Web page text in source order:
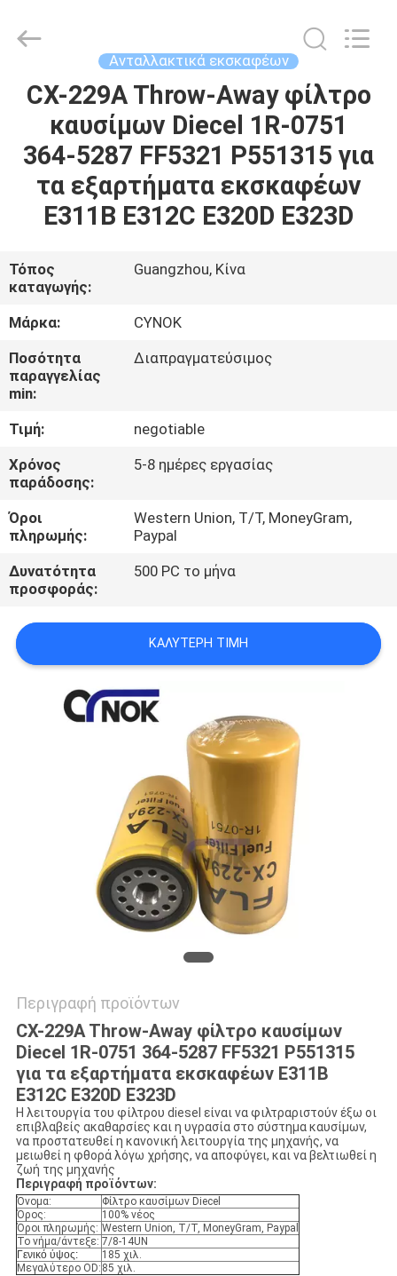
ΣΠΊΤΙ
ΠΡΟΪΌΝΤΑ
ΠΕΡΊΠΟΥ
ΓΎΡΟΣ
ΕΡΓΟΣΤΑΣΊΩΝ
ΠΟΙΟΤΙΚΌΣ
ΜΑΣ
ΕΛΆΤΕ
ΣΕ
ΕΠΑΦΉ
ΜΕ
ΕΙΔΉΣΕΙΣ
ΖΗΤΉΣΤΕ
SITEMAP
Trade
Reserved.
Ανταλλακτικά εκσκαφέων
CX-229A Throw-Away φίλτρο
καυσίμων Diecel 1R-0751
364-5287 FF5321 P551315 για
τα εξαρτήματα εκσκαφέων
E311B E312C E320D E323D
Τόπος
καταγωγής:
Guangzhou, Κίνα
Μάρκα:
CYNOK
Ποσότητα
παραγγελίας
min:
Διαπραγματεύσιμος
Τιμή:
negotiable
Χρόνος
παράδοσης:
5-8 ημέρες εργασίας
Όροι
πληρωμής:
Western Union, T/T, MoneyGram,
Paypal
Δυνατότητα
προσφοράς:
500 PC το μήνα
ΚΑΛΎΤΕΡΗ ΤΙΜΉ
Περιγραφή προϊόντων
CX-229A Throw-Away φίλτρο καυσίμων
Diecel 1R-0751 364-5287 FF5321 P551315
για τα εξαρτήματα εκσκαφέων E311B
E312C E320D E323D
Η λειτουργία του φίλτρου diesel είναι να φιλτραριστούν έξω οι
επιβλαβείς ακαθαρσίες και η υγρασία στο σύστημα καυσίμων,
να προστατευθεί η κανονική λειτουργία της μηχανής, να
μειωθεί η φθορά λόγω χρήσης, να αποφύγει, και να βελτιωθεί η
ζωή της μηχανής
Περιγραφή προϊόντων:
Όνομα:
Φίλτρο καυσίμων Diecel
Όρος:
100% νέος
Όροι πληρωμής: Western Union, T/T, MoneyGram, Paypal
Το νήμα/άντεξε: 7/8-14UN
Γενικό ύψος:
185 χιλ.
Μεγαλύτερο OD: 85 χιλ.